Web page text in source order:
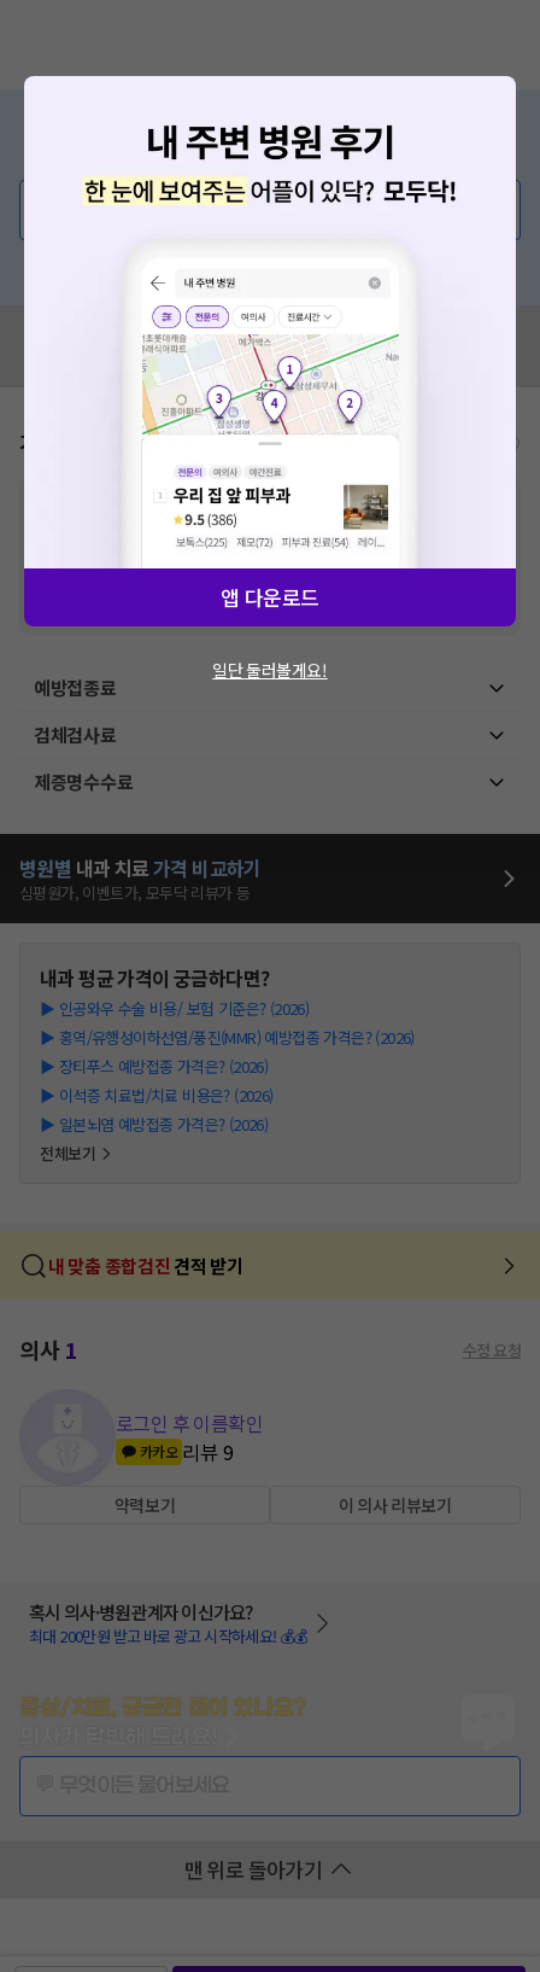
증상/치료, 궁금한 점이 있나요?
의사가 직접 답해드려요!
💬 무엇이든 물어보세요
혹시 잘못된 병원정보가 있나요?
모두닥 팀에 알려주세요!
가격표 비급여/급여 진료란?
비급여 항목의 경우,추가비용 등으로 실제 가격과 상이할 수 있으니, 정확
한 가격은 해당 의료기관에 직접 문의해주세요.
건강보험심사평가원에 고지되어 있는 급여 진료 기준 가
격입니다. (진료와 연관된 복합적인 비용이 추가되어, 병원마다 금액이 다르게
산정될 수 있는 점 참고 바랍니다.)
VAT 포함
예방접종료
검체검사료
제증명수수료
병원별 내과 치료가격 비교하기
심평원가, 이벤트가, 모두닥 리뷰가 등
내과평균 가격이 궁금하다면?
▶ 인공와우 수술 비용/ 보험 기준은? (2026)
▶ 홍역/유행성이하선염/풍진(MMR) 예방접종 가격은? (2026)
▶ 장티푸스 예방접종 가격은? (2026)
▶ 이석증 치료법/치료 비용은? (2026)
▶ 일본뇌염 예방접종 가격은? (2026)
전체보기
내 맞춤 종합검진 견적 받기
의사1 수정 요청
로그인 후 이름확인
카카오 리뷰9
약력보기 이 의사 리뷰보기
혹시 의사·병원관계자 이신가요?
최대 200만원 받고 바로 광고 시작하세요! 💰💰
증상/치료, 궁금한 점이 있나요?
맨 위로 돌아가기
앱 다운로드
일단 둘러볼게요!